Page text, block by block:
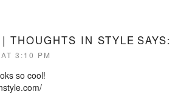
| THOUGHTS IN STYLE SAYS:
3:10 PM
so cool!